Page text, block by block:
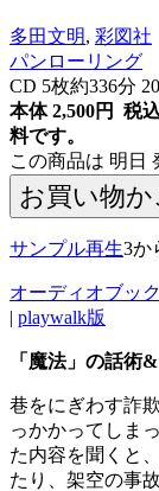
多田文明, 彩図社
パンローリング
CD 5枚約336分
本体 2,500円 税
料です。
この商品は 明日
サンプル再生3か
オーディオブッ
| playwalk版
「魔法」の話術
巷をにぎわす詐
っかかってしま
た内容を聞くと
たり、架空の事